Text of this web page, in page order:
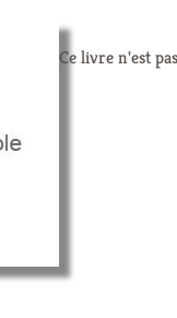
Ce livre n'est